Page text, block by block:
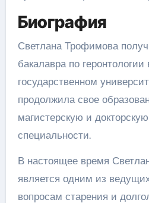
Биография
Светлана Трофимова
бакалавра по
государственном
продолжила свое
магистерскую и
специальности.
В настоящее время
является одним из
вопросам старения и